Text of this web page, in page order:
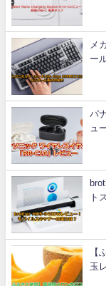
メ
ー
パ
ュ
ト
【
玉